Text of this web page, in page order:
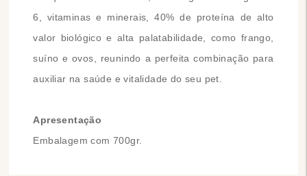
6, vitaminas e minerais, 40% de proteína de alto
valor biológico e alta palatabilidade, como frango,
suíno e ovos, reunindo a perfeita combinação para
auxiliar na saúde e vitalidade do seu pet.
Apresentação
Embalagem com 700gr.